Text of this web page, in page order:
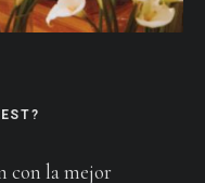
con la mejor